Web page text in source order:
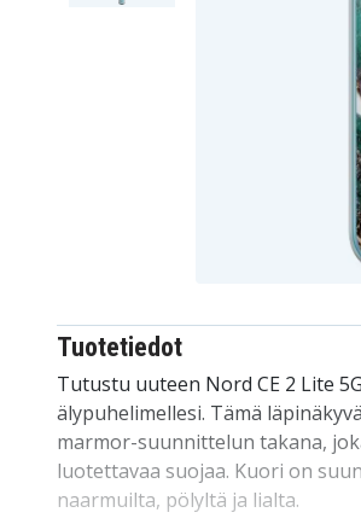
Tuotetiedot
Tutustu uuteen Nord CE 2 Lite
älypuhelimellesi. Tämä
marmor-suunnittelun takana,
luotettavaa suojaa. Kuori on
naarmuilta, pölyltä ja lialta.